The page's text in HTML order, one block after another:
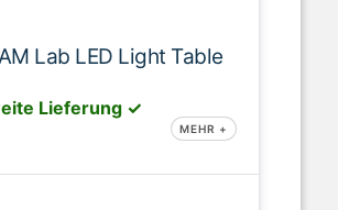
Lab LED Light Table
Lieferung ✓
MEHR +